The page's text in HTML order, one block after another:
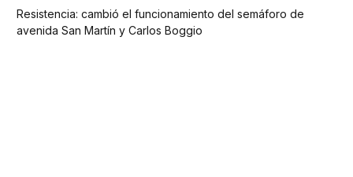
Resistencia: cambió el funcionamiento del semáforo de
avenida San Martín y Carlos Boggio